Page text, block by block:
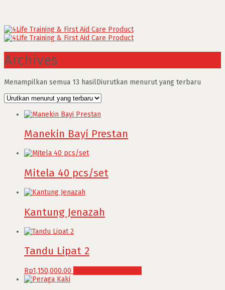
Archives
Menampilkan semua 13 hasilDiurutkan menurut yang terbaru
Manekin Bayi Prestan
Mitela 40 pcs/set
Kantung Jenazah
Tandu Lipat 2
Rp1,150,000.00